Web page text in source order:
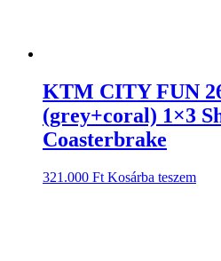
KTM CITY FUN
(grey+coral) 1×3
Coasterbrake
321.000 Ft Kosárba teszem